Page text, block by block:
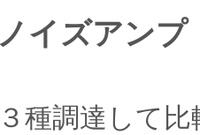
イズアンプ
種調達して比